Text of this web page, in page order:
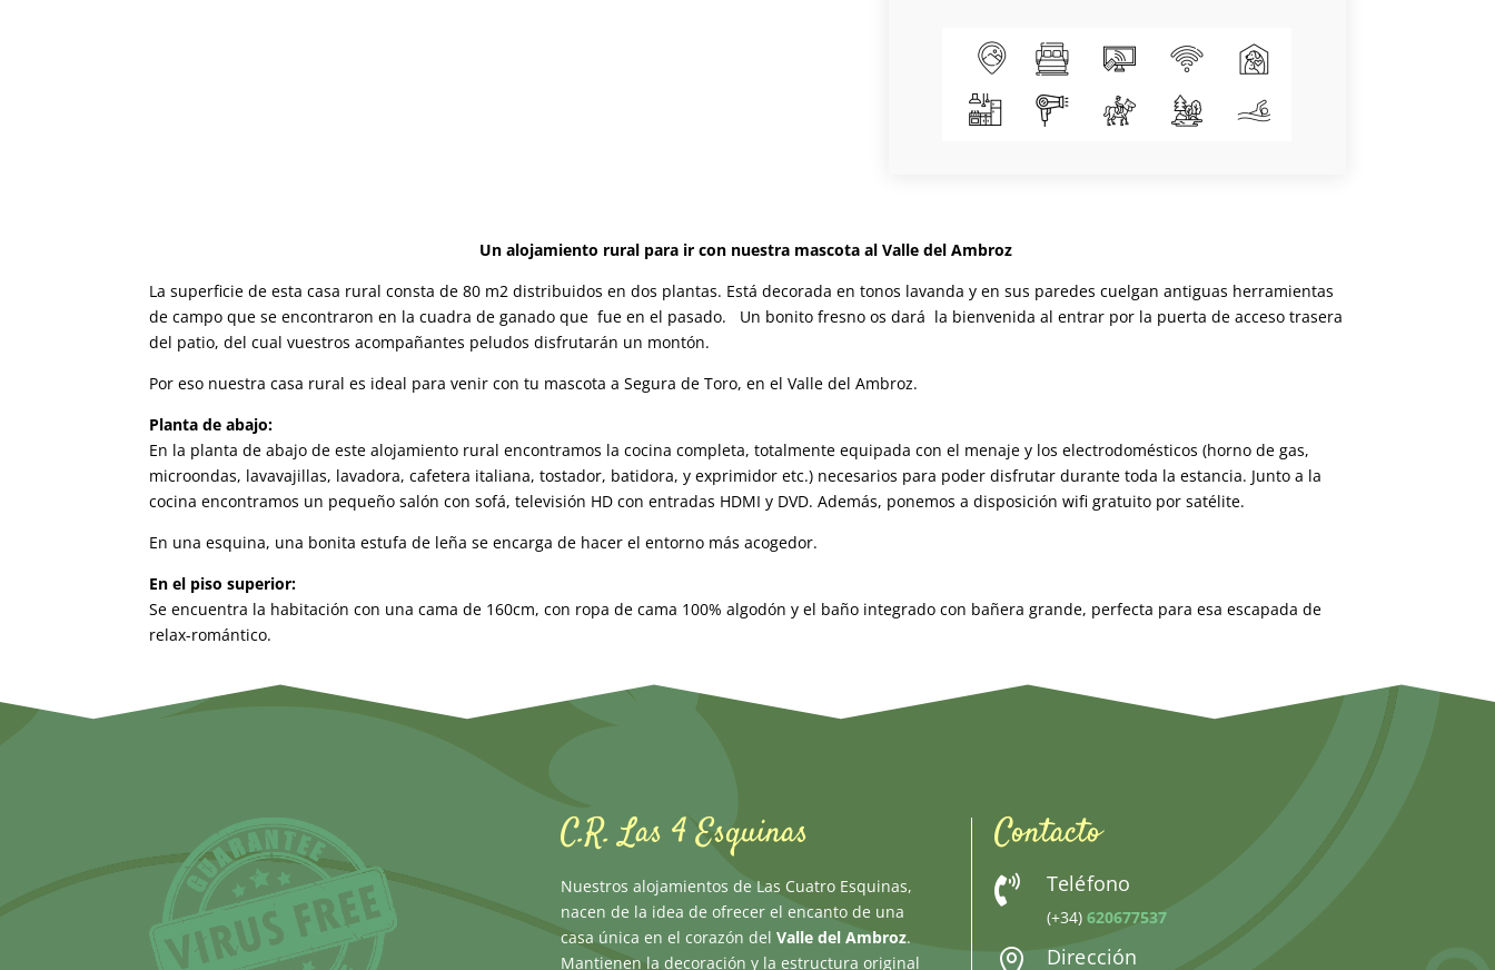
Un alojamiento rural para ir con nuestra mascota al Valle del Ambroz
La superficie de esta casa rural consta de 80 m2 distribuidos en dos plantas. Está decorada en tonos lavanda y en sus paredes cuelgan antiguas herramientas
de campo que se encontraron en la cuadra de ganado que fue en el pasado. Un bonito fresno os dará la bienvenida al entrar por la puerta de acceso trasera
del patio, del cual vuestros acompañantes peludos disfrutarán un montón.
Por eso nuestra casa rural es ideal para venir con tu mascota a Segura de Toro, en el Valle del Ambroz.
Planta de abajo:
En la planta de abajo de este alojamiento rural encontramos la cocina completa, totalmente equipada con el menaje y los electrodomésticos (horno de gas,
microondas, lavavajillas, lavadora, cafetera italiana, tostador, batidora, y exprimidor etc.) necesarios para poder disfrutar durante toda la estancia. Junto a la
cocina encontramos un pequeño salón con sofá, televisión HD con entradas HDMI y DVD. Además, ponemos a disposición wifi gratuito por satélite.
En una esquina, una bonita estufa de leña se encarga de hacer el entorno más acogedor.
En el piso superior:
Se encuentra la habitación con una cama de 160cm, con ropa de cama 100% algodón y el baño integrado con bañera grande, perfecta para esa escapada de
relax-romántico.
C.R. Las 4 Esquinas
Nuestros alojamientos de Las Cuatro Esquinas,
nacen de la idea de ofrecer el encanto de una
casa única en el corazón del Valle del Ambroz.
Mantienen la decoración y la estructura original
Contacto
 Teléfono
(+34)620677537
 Dirección